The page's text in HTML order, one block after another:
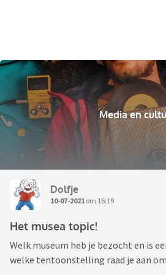
Media en
Dolfje
10-07-2021 om 16:19
Het musea topic!
Welk museum heb je bezocht en is
welke tentoonstelling raad je aan